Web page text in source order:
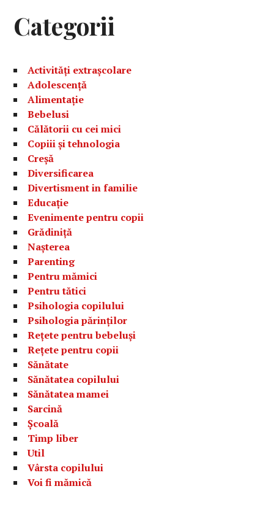
Categorii
Activități extrașcolare
Adolescență
Alimentație
Bebelusi
Călătorii cu cei mici
Copiii și tehnologia
Creșă
Diversificarea
Divertisment in familie
Educație
Evenimente pentru copii
Grădiniță
Nașterea
Parenting
Pentru mămici
Pentru tătici
Psihologia copilului
Psihologia părinților
Rețete pentru bebeluși
Rețete pentru copii
Sănătate
Sănătatea copilului
Sănătatea mamei
Sarcină
Școală
Timp liber
Util
Vârsta copilului
Voi fi mămică